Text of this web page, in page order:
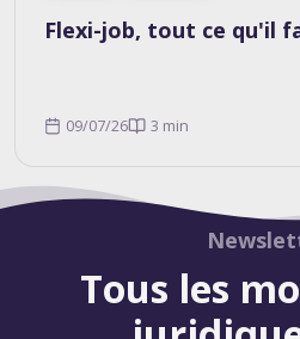
Flexi-job, tout ce qu'il
09/07/26 3 min
Tous les